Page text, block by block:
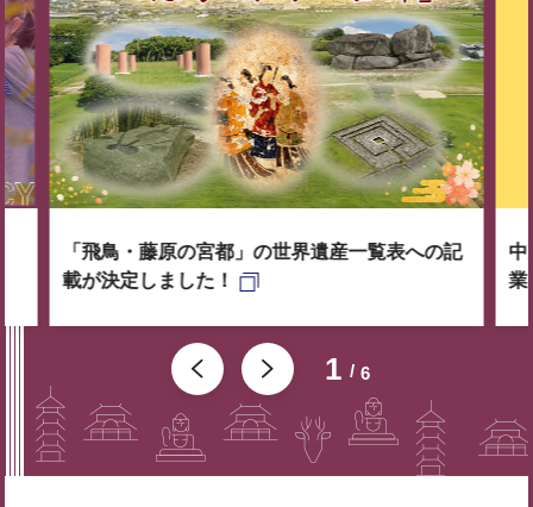
1 6
「飛鳥・藤原の宮都」の世界遺産一覧表への記
載が決定しました！
中
業